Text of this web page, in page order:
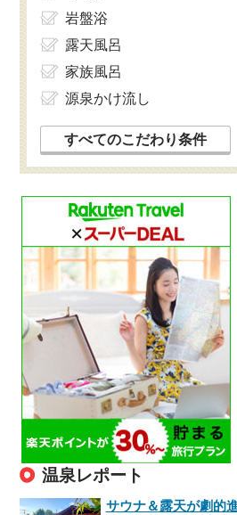
岩盤浴
露天風呂
家族風呂
源泉かけ流し
すべてのこだわり条件
温泉レポート
サウナ＆露天が劇的